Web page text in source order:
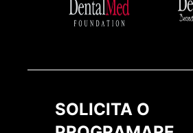
SOLICITA O